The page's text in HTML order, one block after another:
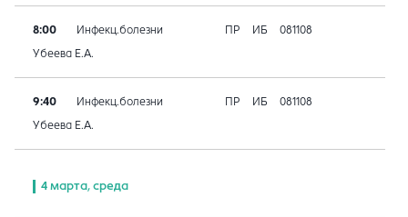
8:00 Инфекц.болезни ПР ИБ 081108
Убеева Е.А.
9:40 Инфекц.болезни ПР ИБ 081108
Убеева Е.А.
4 марта, среда